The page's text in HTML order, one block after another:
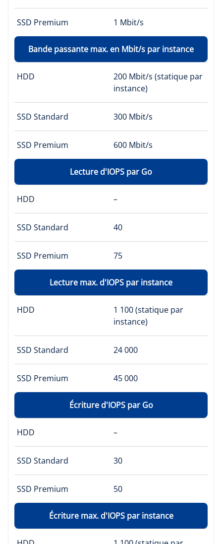
SSD Premium 1 Mbit/s
Bande passante max. en Mbit/s par instance
HDD
200 Mbit/s (statique par
instance)
SSD Standard 300 Mbit/s
SSD Premium 600 Mbit/s
Lecture d'IOPS par Go
HDD –
SSD Standard 40
SSD Premium 75
Lecture max. d'IOPS par instance
HDD
1 100 (statique par
instance)
SSD Standard 24 000
SSD Premium 45 000
Écriture d'IOPS par Go
HDD –
SSD Standard 30
SSD Premium 50
Écriture max. d'IOPS par instance